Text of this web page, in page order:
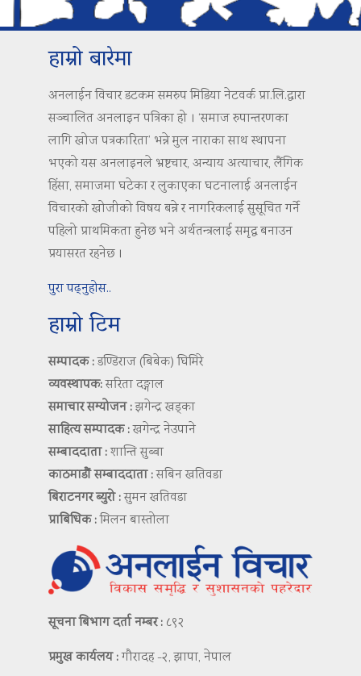
हाम्रो बारेमा
अनलाईन विचार डटकम समरुप मिडिया नेटवर्क प्रा.लि.द्वारा
सञ्चालित अनलाइन पत्रिका हो । ‘समाज रुपान्तरणका
लागि खोज पत्रकारिता’ भन्ने मुल नाराका साथ स्थापना
भएको यस अनलाइनले भ्रष्टचार, अन्याय अत्याचार, लैंगिक
हिंसा, समाजमा घटेका र लुकाएका घटनालाई अनलाईन
विचारको खोजीको विषय बन्ने र नागरिकलाई सुसूचित गर्ने
पहिलो प्राथमिकता हुनेछ भने अर्थतन्त्रलाई समृद्ध बनाउन
प्रयासरत रहनेछ ।
पुरा पढ्नुहोस..
हाम्रो टिम
सम्पादक :डण्डिराज (बिबेक) घिमिरे
व्यवस्थापक:सरिता दङ्गाल
समाचार सम्योजन :झगेन्द्र खड्का
साहित्य सम्पादक :खगेन्द्र नेउपाने
सम्बाददाता :शान्ति सुब्बा
काठमाडौं सम्बाददाता :सबिन खतिवडा
बिराटनगर ब्युरो :सुमन खतिवडा
प्राबिधिक :मिलन बास्तोला
सूचना बिभाग दर्ता नम्बर : ८९२
प्रमुख कार्यलय :गौरादह -२, झापा, नेपाल